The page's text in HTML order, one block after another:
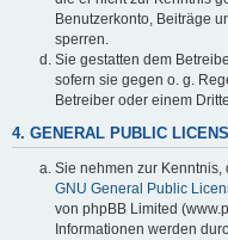
Benutzerkonto, Beiträge
sperren.
Sie gestatten dem
sofern sie gegen o. g.
Betreiber oder einem
4. GENERAL PUBLIC
Sie nehmen zur Kenntnis,
GNU General Public
von phpBB Limited
Informationen werden